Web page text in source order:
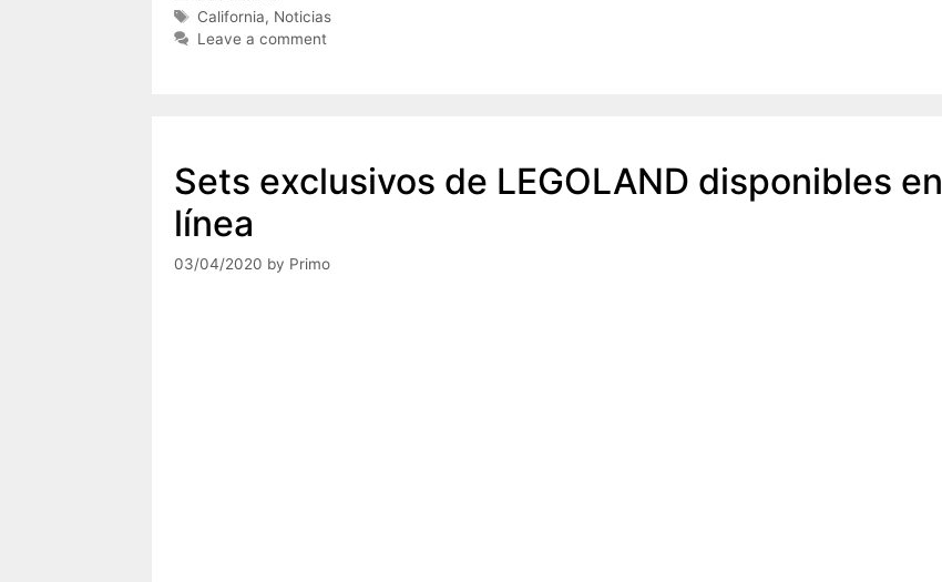
Tags
California, Noticias
Leave a comment
Sets exclusivos de LEGOLAND disponibles en
línea
03/04/2020 by Primo